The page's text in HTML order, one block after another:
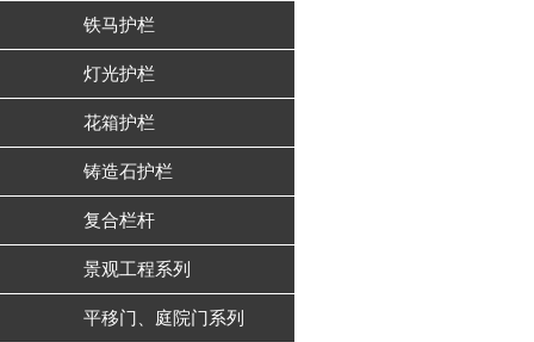
铁马护栏
灯光护栏
花箱护栏
铸造石护栏
复合栏杆
景观工程系列
平移门、庭院门系列